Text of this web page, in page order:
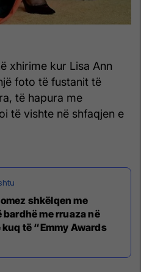
xhirime kur Lisa Ann
foto të fustanit të
të hapura me
të vishte në shfaqjen e
shkëlqen me
me rruaza në
të “Emmy Awards